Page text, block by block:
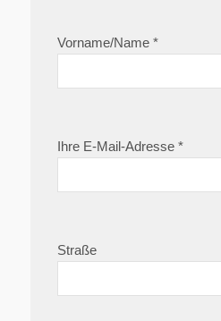
Vorname/Name *
Ihre E-Mail-Adresse *
Straße